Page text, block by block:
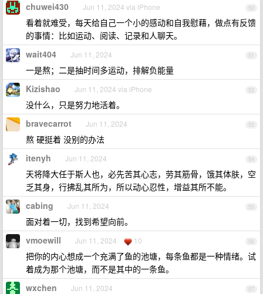
50
chuwei430 Jun 11, 2024 via iPhone
看着就难受，每天给自己一个小的感动和自我慰藉，做点有反馈
的事情：比如运动、阅读、记录和人聊天。
51
wait404 Jun 11, 2024
一是熬；二是抽时间多运动，排解负能量
52
Kizishao Jun 11, 2024 via iPhone
没什么，只是努力地活着。
53
bravecarrot Jun 11, 2024
熬 硬挺着 没别的办法
54
itenyh Jun 11, 2024
天将降大任于斯人也，必先苦其心志，劳其筋骨，饿其体肤，空
乏其身，行拂乱其所为，所以动心忍性，增益其所不能。
55
cabing Jun 11, 2024
面对着一切，找到希望向前。
56
vmoewill Jun 11, 2024 10
把你的内心想成一个充满了鱼的池塘，每条鱼都是一种情绪。试
着成为那个池塘，而不是其中的一条鱼。
57
wxchen Jun 11, 2024